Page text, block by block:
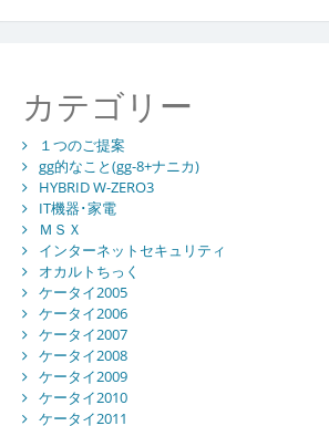
カテゴリー
１つのご提案
gg的なこと(gg-8+ナニカ)
HYBRID W-ZERO3
IT機器･家電
ＭＳＸ
インターネットセキュリティ
オカルトちっく
ケータイ2005
ケータイ2006
ケータイ2007
ケータイ2008
ケータイ2009
ケータイ2010
ケータイ2011